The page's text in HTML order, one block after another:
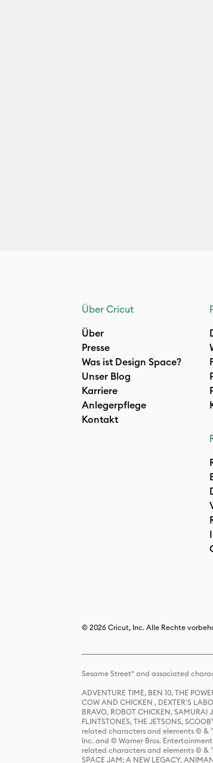
Über Cricut
Über
Presse
Was ist Design Space?
Unser Blog
Karriere
Anlegerpflege
Kontakt
© 2026 Cricut, Inc. Alle Rechte
Sesame Street® and associated
ADVENTURE TIME, BEN 10, THE
COW AND CHICKEN , DEXTER'S
BRAVO, ROBOT CHICKEN,
FLINTSTONES, THE JETSONS,
related characters and elements © &
Inc. and © Warner Bros.
related characters and elements © & ™
SPACE JAM: A NEW LEGACY,